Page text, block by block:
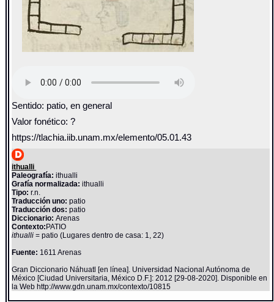
Sentido: patio, en general
Valor fonético: ?
https://tlachia.iib.unam.mx/elemento/05.01.43
ithualli
Paleografía: ithualli
Grafía normalizada: ithualli
Tipo: r.n.
Traducción uno: patio
Traducción dos: patio
Diccionario:Arenas
Contexto: PATIO
ithualli= patio (Lugares dentro de casa: 1, 22)
Fuente: 1611 Arenas
Gran Diccionario Náhuatl [en línea]. Universidad Nacional Autónoma de
México [Ciudad Universitaria, México D.F.]: 2012 [29-08-2020]. Disponible en
la Web http://www.gdn.unam.mx/contexto/10815